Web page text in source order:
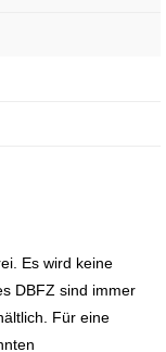
Es wird keine
DBFZ sind immer
Für eine